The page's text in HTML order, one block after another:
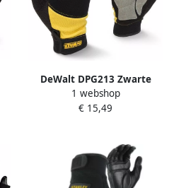
DeWalt DPG213 Zwarte
Handschoen | Halve
Vingers | Maat L
1 webshop
€ 15,49